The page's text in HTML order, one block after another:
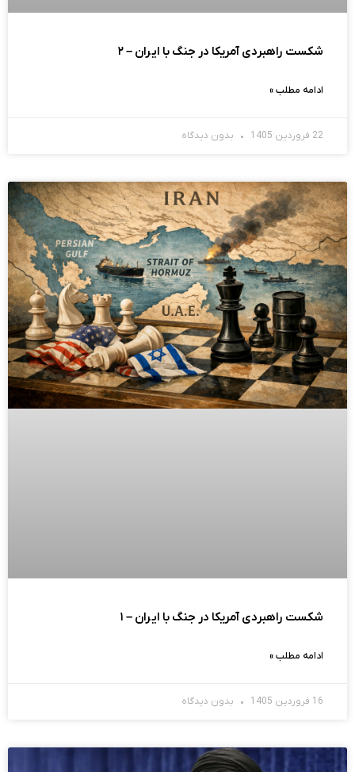
شکست راهبردی آمریکا در جنگ با ایران – ۲
ادامه مطلب »
22 فروردین 1405 بدون دیدگاه
شکست راهبردی آمریکا در جنگ با ایران – ۱
ادامه مطلب »
16 فروردین 1405 بدون دیدگاه